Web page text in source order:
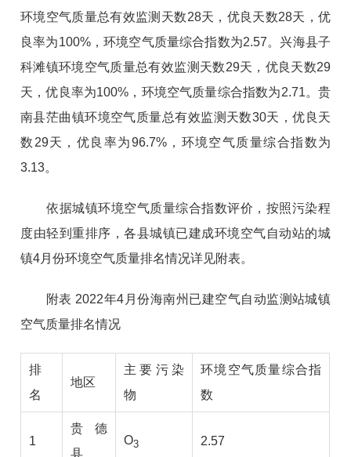
环境空气质量总有效监测天数28天，优良天数28天，优
良率为100%，环境空气质量综合指数为2.57。兴海县子
科滩镇环境空气质量总有效监测天数29天，优良天数29
天，优良率为100%，环境空气质量综合指数为2.71。贵
南县茫曲镇环境空气质量总有效监测天数30天，优良天
数 29天，优良率为96.7%，环境空气质量综合指数为
3.13。
依据城镇环境空气质量综合指数评价，按照污染程
度由轻到重排序，各县城镇已建成环境空气自动站的城
镇4月份环境空气质量排名情况详见附表。
附表 2022年4 月份海南州已建空气自动监测站城镇
空气质量排名情况
排
名
地区
主要污染
物
环境空气质量综合指
数
1
贵德
县
O3 2.57